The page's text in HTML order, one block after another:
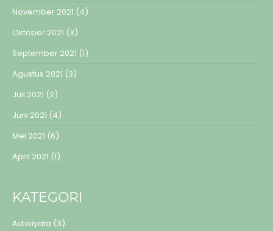
November 2021 (4)
Oktober 2021 (3)
September 2021 (1)
Agustus 2021 (3)
Juli 2021 (2)
Juni 2021 (4)
Mei 2021 (6)
April 2021 (1)
KATEGORI
Adiwiyata (3)